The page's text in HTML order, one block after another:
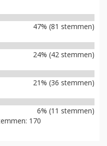
47% (81 stemmen)
24% (42 stemmen)
21% (36 stemmen)
6% (11 stemmen)
170